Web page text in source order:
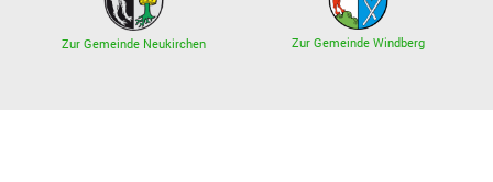
Zur Gemeinde Neukirchen Zur Gemeinde Windberg